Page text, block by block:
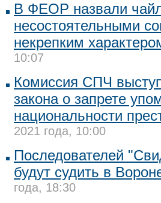
В ФЕОР назвали
несостоятельными
некрепким
10:07
Комиссия СПЧ
закона о запрете
национальности
2021 года, 10:00
Последователей
будут судить в
года, 18:30